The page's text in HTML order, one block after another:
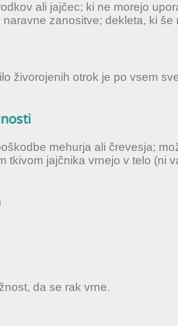
ali jajčec; ki ne morejo
zanositve; dekleta, ki še
živorojenih otrok je po vsem
mehurja ali črevesja;
tkivom jajčnika vrnejo v telo (ni
da se rak vrne.